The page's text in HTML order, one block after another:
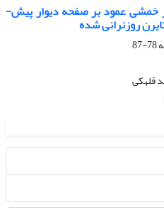
خمشی عمود بر صفحه دیوار پیش-
روزنرانی شده
78-87
قلهکی